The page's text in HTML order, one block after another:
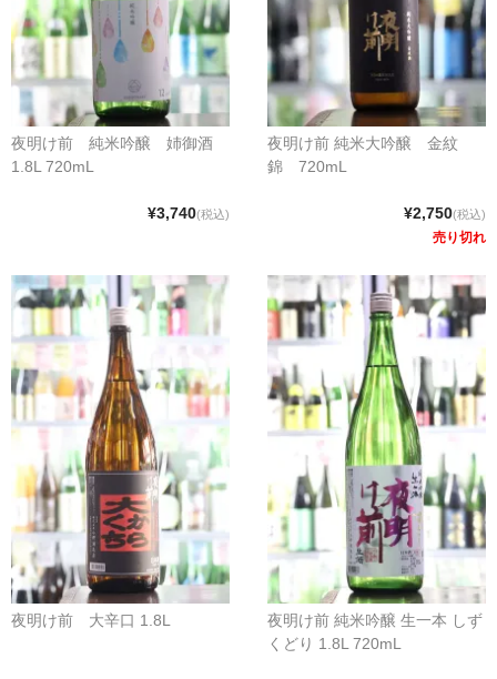
夜明け前 純米吟醸 姉御酒
1.8L 720mL
¥3,740(税込)
夜明け前 純米大吟醸 金紋
錦 720mL
¥2,750(税込)
売り切れ
夜明け前 大辛口 1.8L
夜明け前 純米吟醸 生一本 しず
くどり 1.8L 720mL